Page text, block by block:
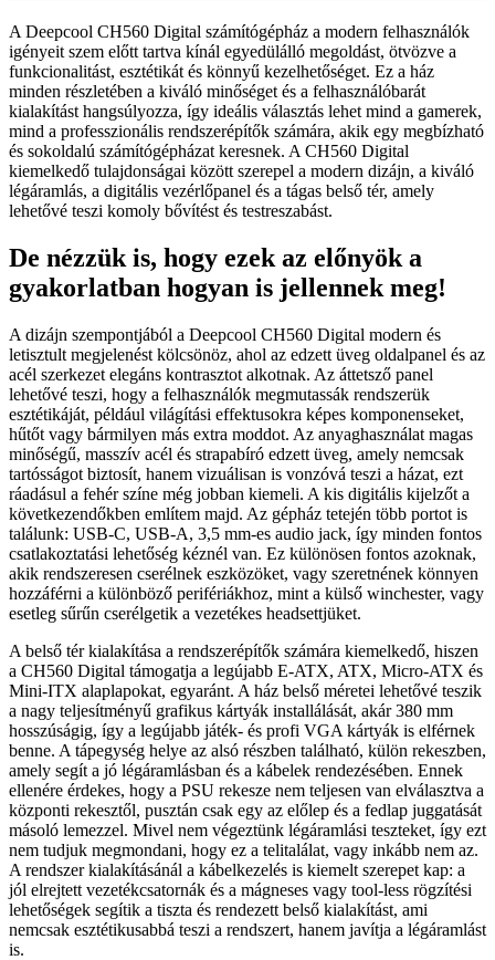
A Deepcool CH560 Digital számítógépház a modern felhasználók
igényeit szem előtt tartva kínál egyedülálló megoldást, ötvözve a
funkcionalitást, esztétikát és könnyű kezelhetőséget. Ez a ház
minden részletében a kiváló minőséget és a felhasználóbarát
kialakítást hangsúlyozza, így ideális választás lehet mind a gamerek,
mind a professzionális rendszerépítők számára, akik egy megbízható
és sokoldalú számítógépházat keresnek. A CH560 Digital
kiemelkedő tulajdonságai között szerepel a modern dizájn, a kiváló
légáramlás, a digitális vezérlőpanel és a tágas belső tér, amely
lehetővé teszi komoly bővítést és testreszabást.
De nézzük is, hogy ezek az előnyök a
gyakorlatban hogyan is jellennek meg!
A dizájn szempontjából a Deepcool CH560 Digital modern és
letisztult megjelenést kölcsönöz, ahol az edzett üveg oldalpanel és az
acél szerkezet elegáns kontrasztot alkotnak. Az áttetsző panel
lehetővé teszi, hogy a felhasználók megmutassák rendszerük
esztétikáját, például világítási effektusokra képes komponenseket,
hűtőt vagy bármilyen más extra moddot. Az anyaghasználat magas
minőségű, masszív acél és strapabíró edzett üveg, amely nemcsak
tartósságot biztosít, hanem vizuálisan is vonzóvá teszi a házat, ezt
ráadásul a fehér színe még jobban kiemeli. A kis digitális kijelzőt a
következendőkben említem majd. Az gépház tetején több portot is
találunk: USB-C, USB-A, 3,5 mm-es audio jack, így minden fontos
csatlakoztatási lehetőség kéznél van. Ez különösen fontos azoknak,
akik rendszeresen cserélnek eszközöket, vagy szeretnének könnyen
hozzáférni a különböző perifériákhoz, mint a külső winchester, vagy
esetleg sűrűn cserélgetik a vezetékes headsettjüket.
A belső tér kialakítása a rendszerépítők számára kiemelkedő, hiszen
a CH560 Digital támogatja a legújabb E-ATX, ATX, Micro-ATX és
Mini-ITX alaplapokat, egyaránt. A ház belső méretei lehetővé teszik
a nagy teljesítményű grafikus kártyák installálását, akár 380 mm
hosszúságig, így a legújabb játék- és profi VGA kártyák is elférnek
benne. A tápegység helye az alsó részben található, külön rekeszben,
amely segít a jó légáramlásban és a kábelek rendezésében. Ennek
ellenére érdekes, hogy a PSU rekesze nem teljesen van elválasztva a
központi rekesztől, pusztán csak egy az előlep és a fedlap juggatását
másoló lemezzel. Mivel nem végeztünk légáramlási teszteket, így ezt
nem tudjuk megmondani, hogy ez a telitalálat, vagy inkább nem az.
A rendszer kialakításánál a kábelkezelés is kiemelt szerepet kap: a
jól elrejtett vezetékcsatornák és a mágneses vagy tool-less rögzítési
lehetőségek segítik a tiszta és rendezett belső kialakítást, ami
nemcsak esztétikusabbá teszi a rendszert, hanem javítja a légáramlást
is.